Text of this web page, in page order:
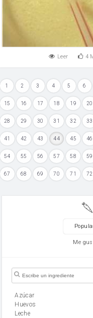
Leer 4
1 2 3 4 5 6
15 16 17 18 19 20
28 29 30 31 32 33
41 42 43 44 45 46
54 55 56 57 58 59
67 68 69 70 71 72
Me
Azúcar
huevos
leche